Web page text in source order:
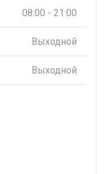
08:00 - 21:00
Выходной
Выходной